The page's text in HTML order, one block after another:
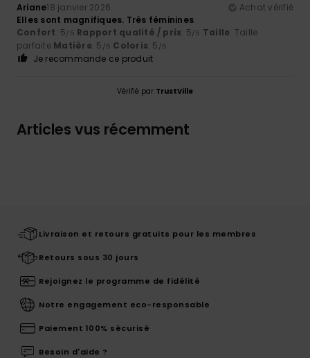
Ariane18 janvier 2026
Achat vérifié
Elles sont magnifiques. Très féminines
Confort: 5/5 Rapport qualité / prix: 5/5 Taille: Taille
parfaite Matière: 5 /5 Coloris: 5 /5
Je recommande ce produit
Vérifié par TrustVille
Articles vus récemment
Livraison et retours gratuits pour les membres
Retours sous 30 jours
Rejoignez le programme de fidélité
Notre engagement eco-responsable
Paiement 100% sécurisé
Besoin d'aide ?